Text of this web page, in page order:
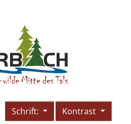
Schrift: Kontrast